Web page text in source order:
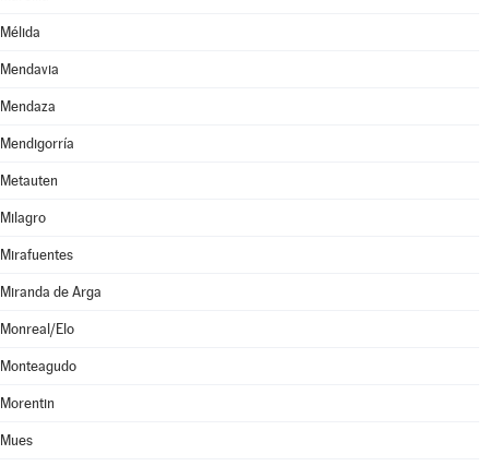
Mélida
Mendavia
Mendaza
Mendigorría
Metauten
Milagro
Mirafuentes
Miranda de Arga
Monreal/Elo
Monteagudo
Morentin
Mues